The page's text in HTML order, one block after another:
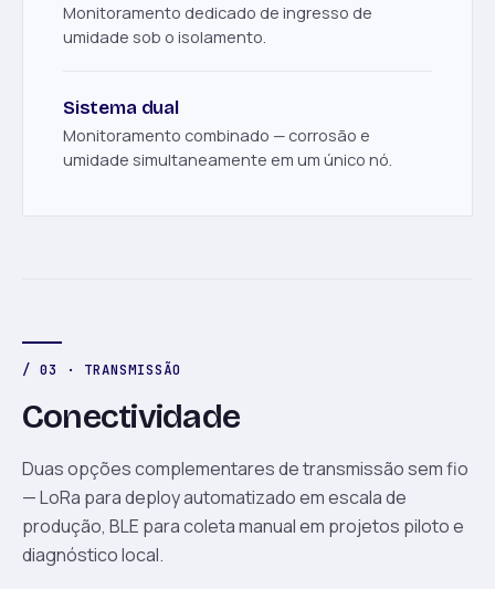
Monitoramento dedicado de ingresso de
umidade sob o isolamento.
Sistema dual
Monitoramento combinado — corrosão e
umidade simultaneamente em um único nó.
/ 03 · TRANSMISSÃO
Conectividade
Duas opções complementares de transmissão sem fio
— LoRa para deploy automatizado em escala de
produção, BLE para coleta manual em projetos piloto e
diagnóstico local.